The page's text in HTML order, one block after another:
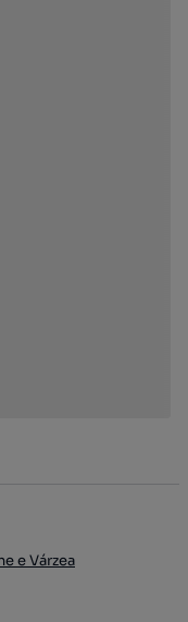
e Várzea